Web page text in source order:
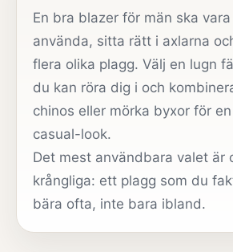
En bra blazer för män ska
använda, sitta rätt i axlarna
flera olika plagg. Välj en lugn
du kan röra dig i och
chinos eller mörka byxor för
casual-look.
Det mest användbara valet är
krångliga: ett plagg som du
bära ofta, inte bara ibland.